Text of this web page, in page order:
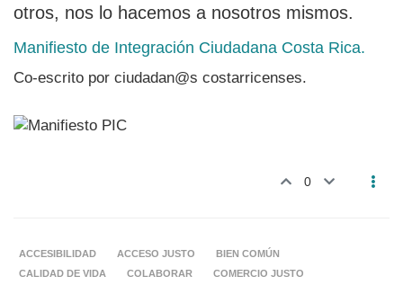
otros, nos lo hacemos a nosotros mismos.
Manifiesto de Integración Ciudadana Costa Rica.
Co-escrito por ciudadan@s costarricenses.
0
ACCESIBILIDAD ACCESO JUSTO
BIEN COMÚN
CALIDAD DE VIDA
COLABORAR
COMERCIO JUSTO